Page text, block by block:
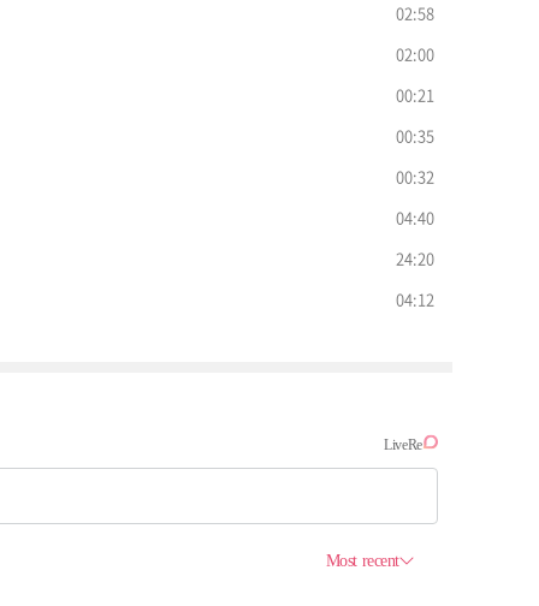
02:58
02:00
00:21
00:35
00:32
04:40
24:20
04:12